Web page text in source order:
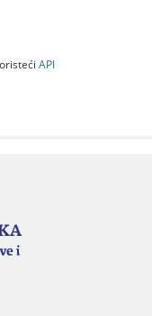
API